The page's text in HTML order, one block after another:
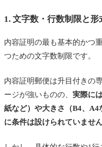
代筆作成や代理交
2. 許容され
内容証明郵便を受
まとめ
あわせて読みたい
1. 文字数・行数制限と形
内容証明の最も基本的かつ
つための文字数制限です。
内容証明郵便は升目付きの
ージが強いものの、 実際に
紙など）や大きさ（B4、
に条件は設けられていません